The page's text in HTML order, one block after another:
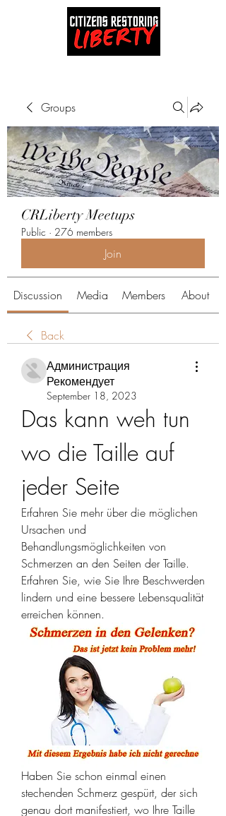
Groups
CRLiberty Meetups
Public · 276 members
Join
Discussion Media Members About
Back
Администрация
Рекомендует
September 18, 2023
Das kann weh tun
wo die Taille auf
jeder Seite
Erfahren Sie mehr über die möglichen
Ursachen und
Behandlungsmöglichkeiten von
Schmerzen an den Seiten der Taille.
Erfahren Sie, wie Sie Ihre Beschwerden
lindern und eine bessere Lebensqualität
erreichen können.
Haben Sie schon einmal einen
stechenden Schmerz gespürt, der sich
genau dort manifestiert, wo Ihre Taille